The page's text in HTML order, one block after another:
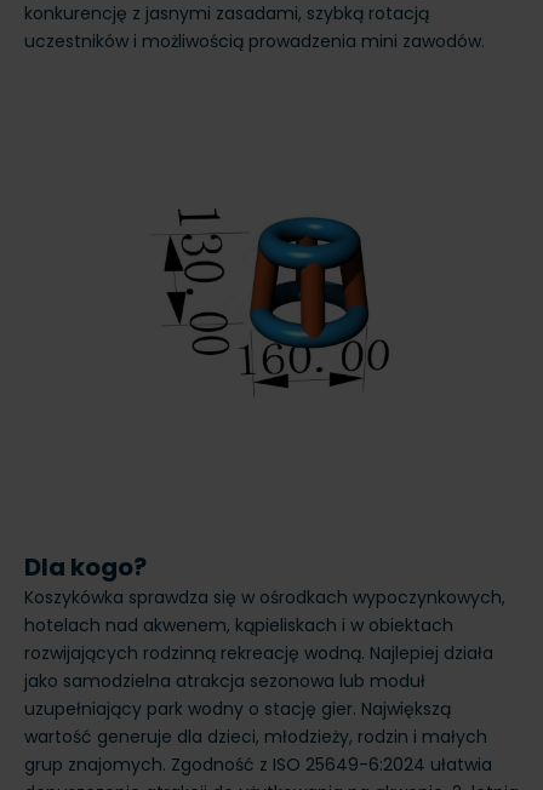
konkurencję z jasnymi zasadami, szybką rotacją
uczestników i możliwością prowadzenia mini zawodów.
Dla kogo?
Koszykówka sprawdza się w ośrodkach wypoczynkowych,
hotelach nad akwenem, kąpieliskach i w obiektach
rozwijających rodzinną rekreację wodną. Najlepiej działa
jako samodzielna atrakcja sezonowa lub moduł
uzupełniający park wodny o stację gier. Największą
wartość generuje dla dzieci, młodzieży, rodzin i małych
grup znajomych. Zgodność z ISO 25649-6:2024 ułatwia